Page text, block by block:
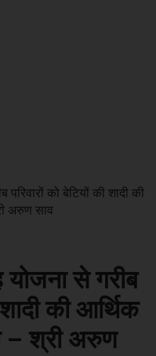
को बेटियों की शादी की
अरुण साव
योजना से गरीब
की आर्थिक
– श्री अरुण